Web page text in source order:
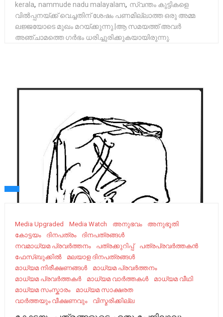
kerala, nammude nadu malayalam, സ്വന്തം കുട്ടികളെ
വിൽപ്പനയ്ക്ക് വെച്ചതിന് ശേഷം പണമില്ലാത്ത ഒരു അമ്മ
ലജ്ജയോടെ മുഖം മറയ്ക്കുന്നു.|ആ സമയത്ത് അവർ
അഞ്ചാമത്തെ ഗർഭം ധരിച്ചുരിക്കുകയായിരുന്നു.
Media Upgraded Media Watch അനുഭവം
അനുഭൂതി
കോട്ടയം
ദിനപത്രം
ദിനപത്രങ്ങൾ
നവമാധ്യമ പ്രവർത്തനം
പത്രക്കുറിപ്പ്
പത്രപ്രവർത്തകൻ
ഫേസ്ബുക്കിൽ
മലയാള ദിനപത്രങ്ങൾ
മാധ്യമ നിരീക്ഷണങ്ങൾ
മാധ്യമ പ്രവര്‍ത്തനം
മാധ്യമ പ്രവർത്തകർ
മാധ്യമ വാർത്തകൾ
മാധ്യമ വീഥി
മാധ്യമ സംസ്കാരം
മാധ്യമ സാക്ഷരത
വാർത്തയും വീക്ഷണവും
വിസ്മരിക്കില്ല